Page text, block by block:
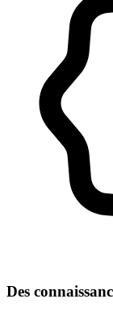
Des